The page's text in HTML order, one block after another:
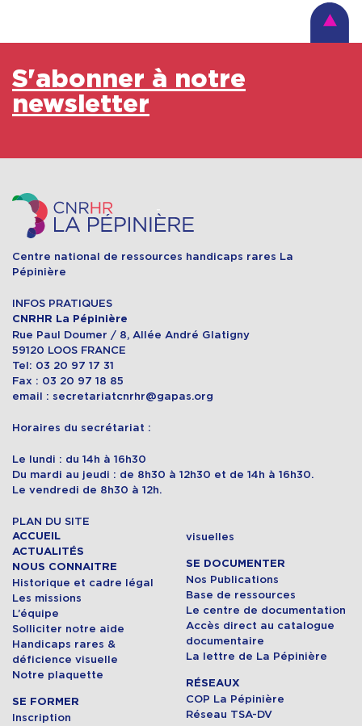
S'abonner à notre
newsletter
Centre national de ressources handicaps rares La
Pépinière
INFOS PRATIQUES
CNRHR La Pépinière
Rue Paul Doumer / 8, Allée André Glatigny
59120 LOOS FRANCE
Tel: 03 20 97 17 31
Fax : 03 20 97 18 85
email : secretariatcnrhr@gapas.org
Horaires du secrétariat :
Le lundi : du 14h à 16h30
Du mardi au jeudi : de 8h30 à 12h30 et de 14h à 16h30.
Le vendredi de 8h30 à 12h.
PLAN DU SITE
ACCUEIL
ACTUALITÉS
NOUS CONNAITRE
Historique et cadre légal
Les missions
L’équipe
Solliciter notre aide
Handicaps rares &
déficience visuelle
Notre plaquette
SE FORMER
Inscription
visuelles
SE DOCUMENTER
Nos Publications
Base de ressources
Le centre de documentation
Accès direct au catalogue
documentaire
La lettre de La Pépinière
RÉSEAUX
COP La Pépinière
Réseau TSA-DV